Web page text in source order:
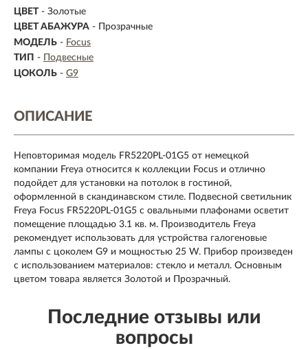
ЦВЕТ - Золотые
ЦВЕТ АБАЖУРА - Прозрачные
МОДЕЛЬ - Focus
ТИП -
Подвесные
ЦОКОЛЬ - G9
ОПИСАНИЕ
Неповторимая модель FR5220PL-01G5 от немецкой
компании Freya относится к коллекции Focus и отлично
подойдет для установки на потолок в гостиной,
оформленной в скандинавском стиле. Подвесной светильник
Freya Focus FR5220PL-01G5 с овальными плафонами осветит
помещение площадью 3.1 кв. м. Производитель Freya
рекомендует использовать для устройства галогеновые
лампы с цоколем G9 и мощностью 25 W. Прибор произведен
с использованием материалов: стекло и металл. Основным
цветом товара является Золотой и Прозрачный.
Последние отзывы или
вопросы